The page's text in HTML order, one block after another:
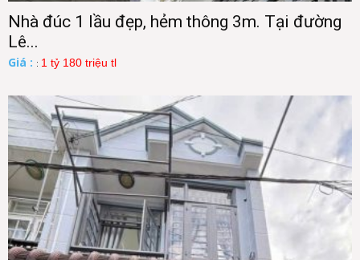
Nhà đúc 1 lầu đẹp, hẻm thông 3m. Tại đường
Lê...
Giá : : 1 tỷ 180 triệu tl